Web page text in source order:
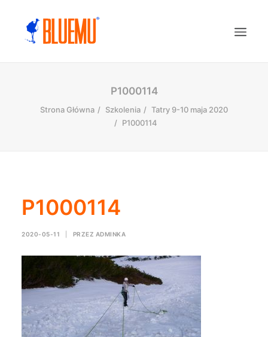
P1000114
Strona Główna Szkolenia
Tatry 9-10 maja 2020
P1000114
P1000114
2020-05-11 PRZEZ ADMINKA